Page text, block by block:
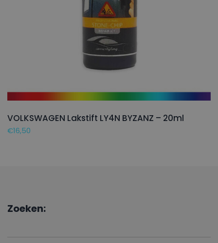
VOLKSWAGEN Lakstift LY4N BYZANZ – 20ml
€16,50
Zoeken: